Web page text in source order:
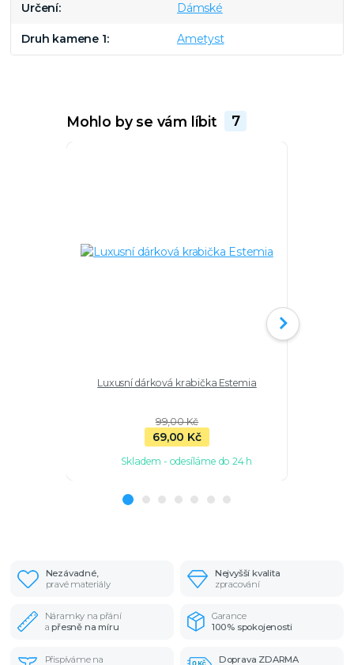
Určení Dámské
Druh kamene 1 Ametyst
Mohlo by se vám líbit 7
Luxusní dárková krabička Estemia
99,00 Kč
69,00 Kč
Skladem - odesíláme do 24 h
Nezávadné,
pravé materiály
Nejvyšší kvalita
zpracování
Náramky na přání
apřesně na míru
Garance
100% spokojenosti
Přispíváme na
Doprava ZDARMA